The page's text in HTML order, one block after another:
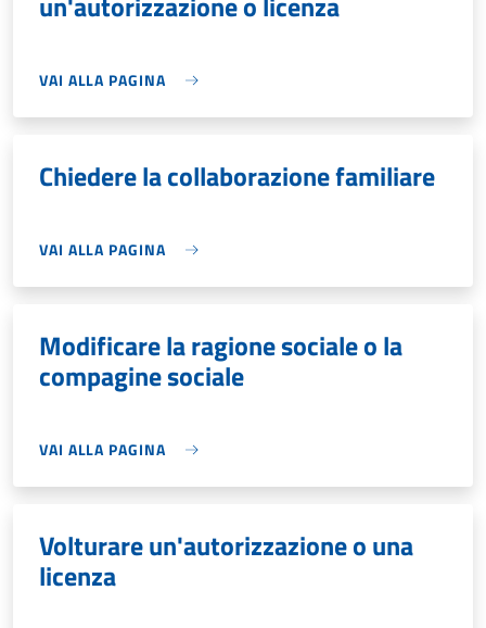
VAI ALLA PAGINA
Chiedere la collaborazione familiare
VAI ALLA PAGINA
Modificare la ragione sociale o la
compagine sociale
VAI ALLA PAGINA
Volturare un'autorizzazione o una
licenza